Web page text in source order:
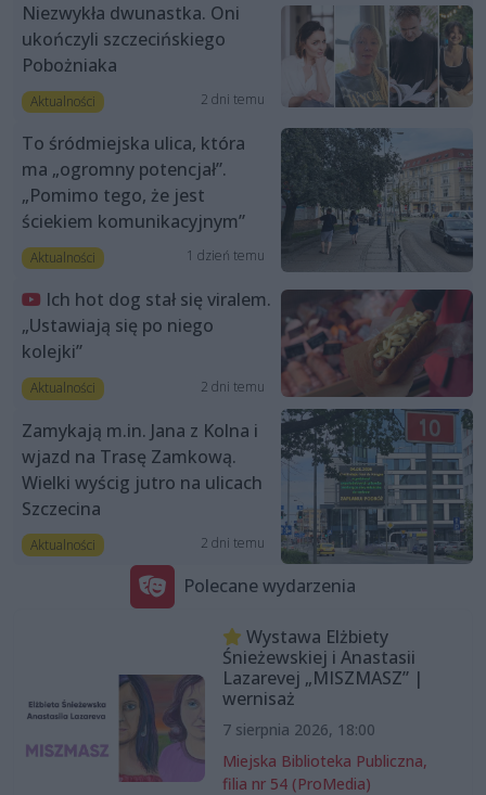
Niezwykła dwunastka. Oni
ukończyli szczecińskiego
Pobożniaka
Aktualności 2 dni temu
To śródmiejska ulica, która
ma „ogromny potencjał”.
„Pomimo tego, że jest
ściekiem komunikacyjnym”
Aktualności 1 dzień temu
Ich hot dog stał się viralem.
„Ustawiają się po niego
kolejki”
Aktualności 2 dni temu
Zamykają m.in. Jana z Kolna i
wjazd na Trasę Zamkową.
Wielki wyścig jutro na ulicach
Szczecina
Aktualności 2 dni temu
Polecane wydarzenia
Wystawa Elżbiety
Śnieżewskiej i Anastasii
Lazarevej „MISZMASZ” |
wernisaż
7 sierpnia 2026, 18:00
Miejska Biblioteka Publiczna,
filia nr 54 (ProMedia)